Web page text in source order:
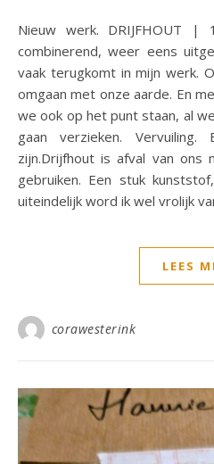
Nieuw werk. DRIJFHOUT | 100 x 90 cm. Ik ben, al
combinerend, weer eens
vaak terugkomt in mijn werk.
omgaan met onze aarde. En
we ook op het punt staan, al
gaan verzieken.
zijn.Drijfhout is afval van ons
gebruiken. Een stuk
uiteindelijk word ik wel vrolijk
LEES
corawesterink